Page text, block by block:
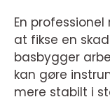
En
at fikse en
basbygger
kan gøre
mere stabilt i